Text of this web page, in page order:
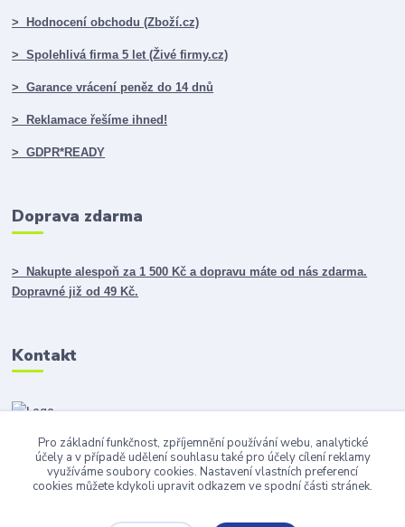
> Hodnocení obchodu (Zboží.cz)
> Spolehlivá firma 5 let (Živé firmy.cz)
> Garance vrácení peněz do 14 dnů
> Reklamace řešíme ihned!
> GDPR*READY
Doprava zdarma
> Nakupte alespoň za 1 500 Kč a dopravu máte od nás zdarma.
Dopravné již od 49 Kč.
Kontakt
info@darky365.cz
Pro základní funkčnost, zpříjemnění používání webu, analytické
účely a v případě udělení souhlasu také pro účely cílení reklamy
využíváme soubory cookies. Nastavení vlastních preferencí
cookies můžete kdykoli upravit odkazem ve spodní části stránek.